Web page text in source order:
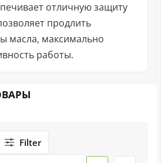
отличную защиту
продлить
масла, максимально
работы.
Filter